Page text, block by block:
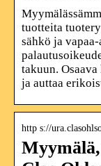
tuotteita
sähkö ja
takuun.
ja auttaa
http s://